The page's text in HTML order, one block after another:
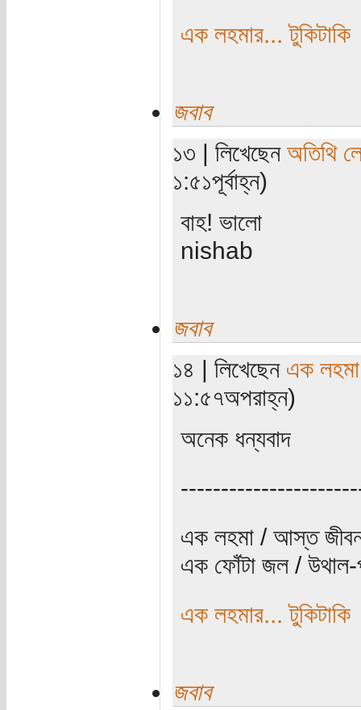
এক লহমার... টুকিটাকি
জবাব
১৩ | লিখেছেন অতিথি
১:৫১পূর্বাহ্ন)
বাহ! ভালো
nishab
জবাব
১৪ | লিখেছেন এক লহমা
১১:৫৭অপরাহ্ন)
অনেক ধন্যবাদ
এক লহমা / আস্ত
এক ফোঁটা জল /
এক লহমার... টুকিটাকি
জবাব